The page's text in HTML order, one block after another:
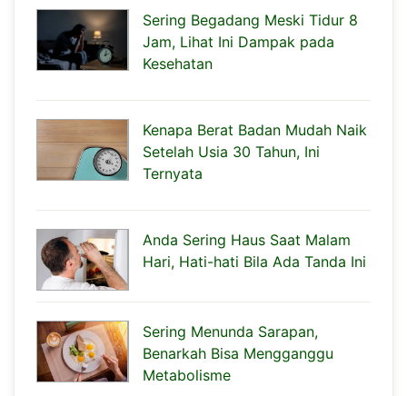
Sering Begadang Meski Tidur 8
Jam, Lihat Ini Dampak pada
Kesehatan
Kenapa Berat Badan Mudah Naik
Setelah Usia 30 Tahun, Ini
Ternyata
Anda Sering Haus Saat Malam
Hari, Hati-hati Bila Ada Tanda Ini
Sering Menunda Sarapan,
Benarkah Bisa Mengganggu
Metabolisme